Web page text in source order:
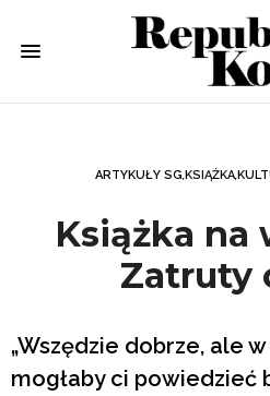
ARTYKUŁY SG,KSIĄŻKA,
Książka na
Zatruty
„Wszędzie dobrze, ale
mogłaby ci